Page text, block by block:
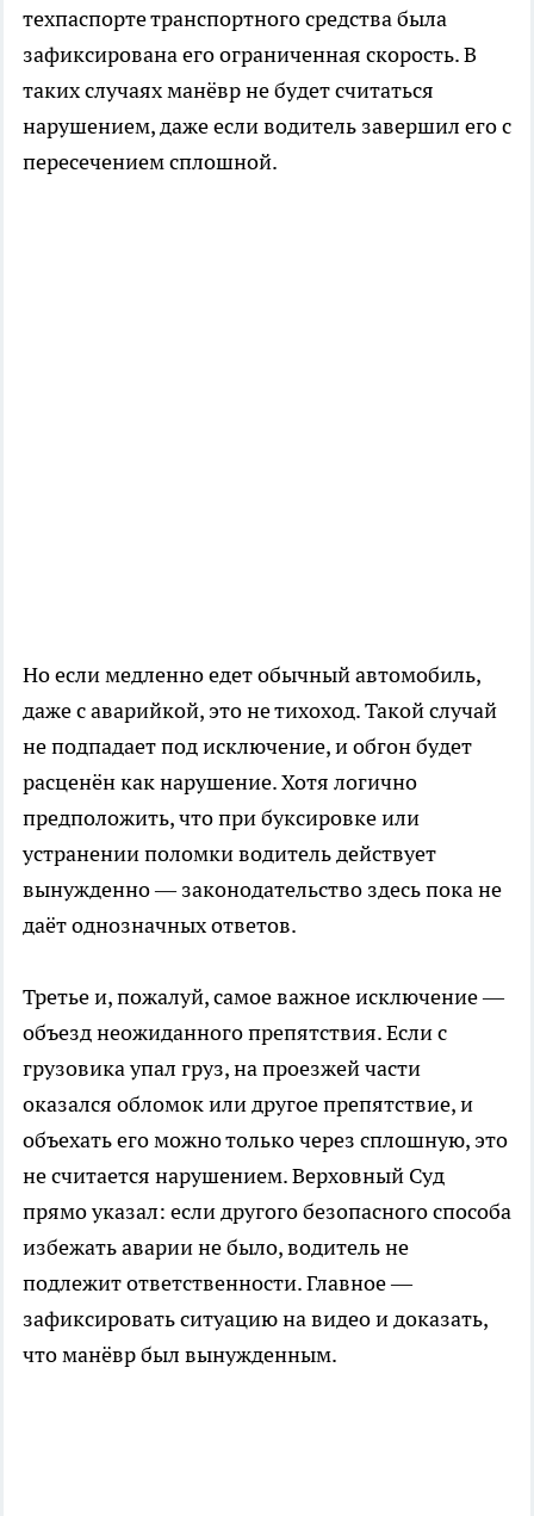
техпаспорте транспортного средства была
зафиксирована его ограниченная скорость. В
таких случаях манёвр не будет считаться
нарушением, даже если водитель завершил его с
пересечением сплошной.
Но если медленно едет обычный автомобиль,
даже с аварийкой, это не тихоход. Такой случай
не подпадает под исключение, и обгон будет
расценён как нарушение. Хотя логично
предположить, что при буксировке или
устранении поломки водитель действует
вынужденно — законодательство здесь пока не
даёт однозначных ответов.
Третье и, пожалуй, самое важное исключение —
объезд неожиданного препятствия. Если с
грузовика упал груз, на проезжей части
оказался обломок или другое препятствие, и
объехать его можно только через сплошную, это
не считается нарушением. Верховный Суд
прямо указал: если другого безопасного способа
избежать аварии не было, водитель не
подлежит ответственности. Главное —
зафиксировать ситуацию на видео и доказать,
что манёвр был вынужденным.